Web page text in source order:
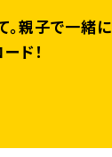
。親子で一緒
ド！